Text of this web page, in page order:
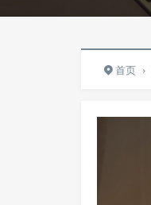
首页 ›